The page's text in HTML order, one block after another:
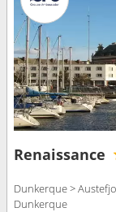
Renaissance
Dunkerque >
Dunkerque